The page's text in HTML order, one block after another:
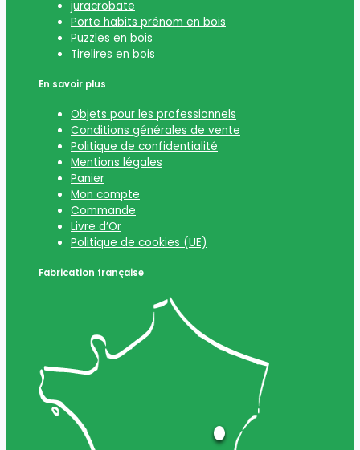
juracrobate
Porte habits prénom en bois
Puzzles en bois
Tirelires en bois
En savoir plus
Objets pour les professionnels
Conditions générales de vente
Politique de confidentialité
Mentions légales
Panier
Mon compte
Commande
Livre d’Or
Politique de cookies (UE)
Fabrication française